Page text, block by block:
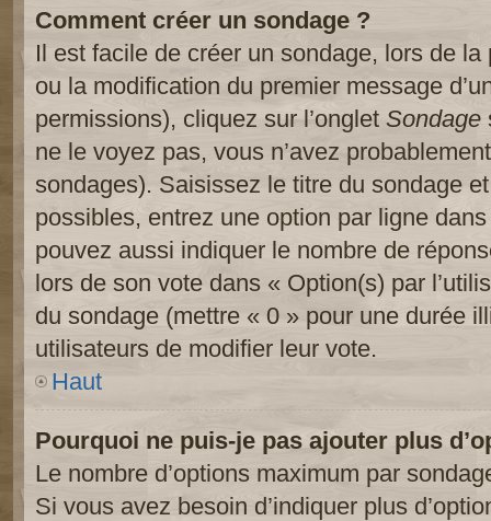
Comment créer un sondage ?
Il est facile de créer un sondage, lors de la
ou la modification du premier message
permissions), cliquez sur l’onglet Sondage
ne le voyez pas, vous n’avez
sondages). Saisissez le titre du sondage
possibles, entrez une option par ligne
pouvez aussi indiquer le nombre de
lors de son vote dans « Option(s) par
du sondage (mettre « 0 » pour une durée
utilisateurs de modifier leur vote.
Haut
Pourquoi ne puis-je pas ajouter plus
Le nombre d’options maximum par
Si vous avez besoin d’indiquer plus